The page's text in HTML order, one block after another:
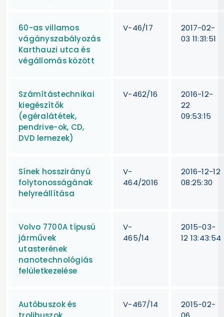
60-as villamos
vágányszabályozás
Karthauzi utca és
végállomás között
V-46/17
2017-02-
03 11:31:51
Számítástechnikai
kiegészítők
(egéralátétek,
pendrive-ok, CD,
DVD lemezek)
V-462/16
2016-12-
22
09:53:15
Sínek hosszirányú
folytonosságának
helyreállítása
V-
464/2016
2016-12-12
08:25:30
Volvo 7700A típusú
járművek
utasterének
nanotechnológiás
felületkezelése
V-
465/14
2015-03-
12 13:43:54
Autóbuszok és
V-467/14
2015-02-